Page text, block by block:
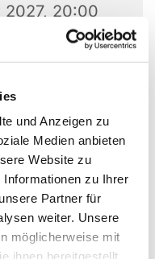
und Anzeigen zu
Medien anbieten
Website zu
zu Ihrer
Partner für
weiter. Unsere
möglicherweise mit
ihnen bereitgestellt
2027, 20:00